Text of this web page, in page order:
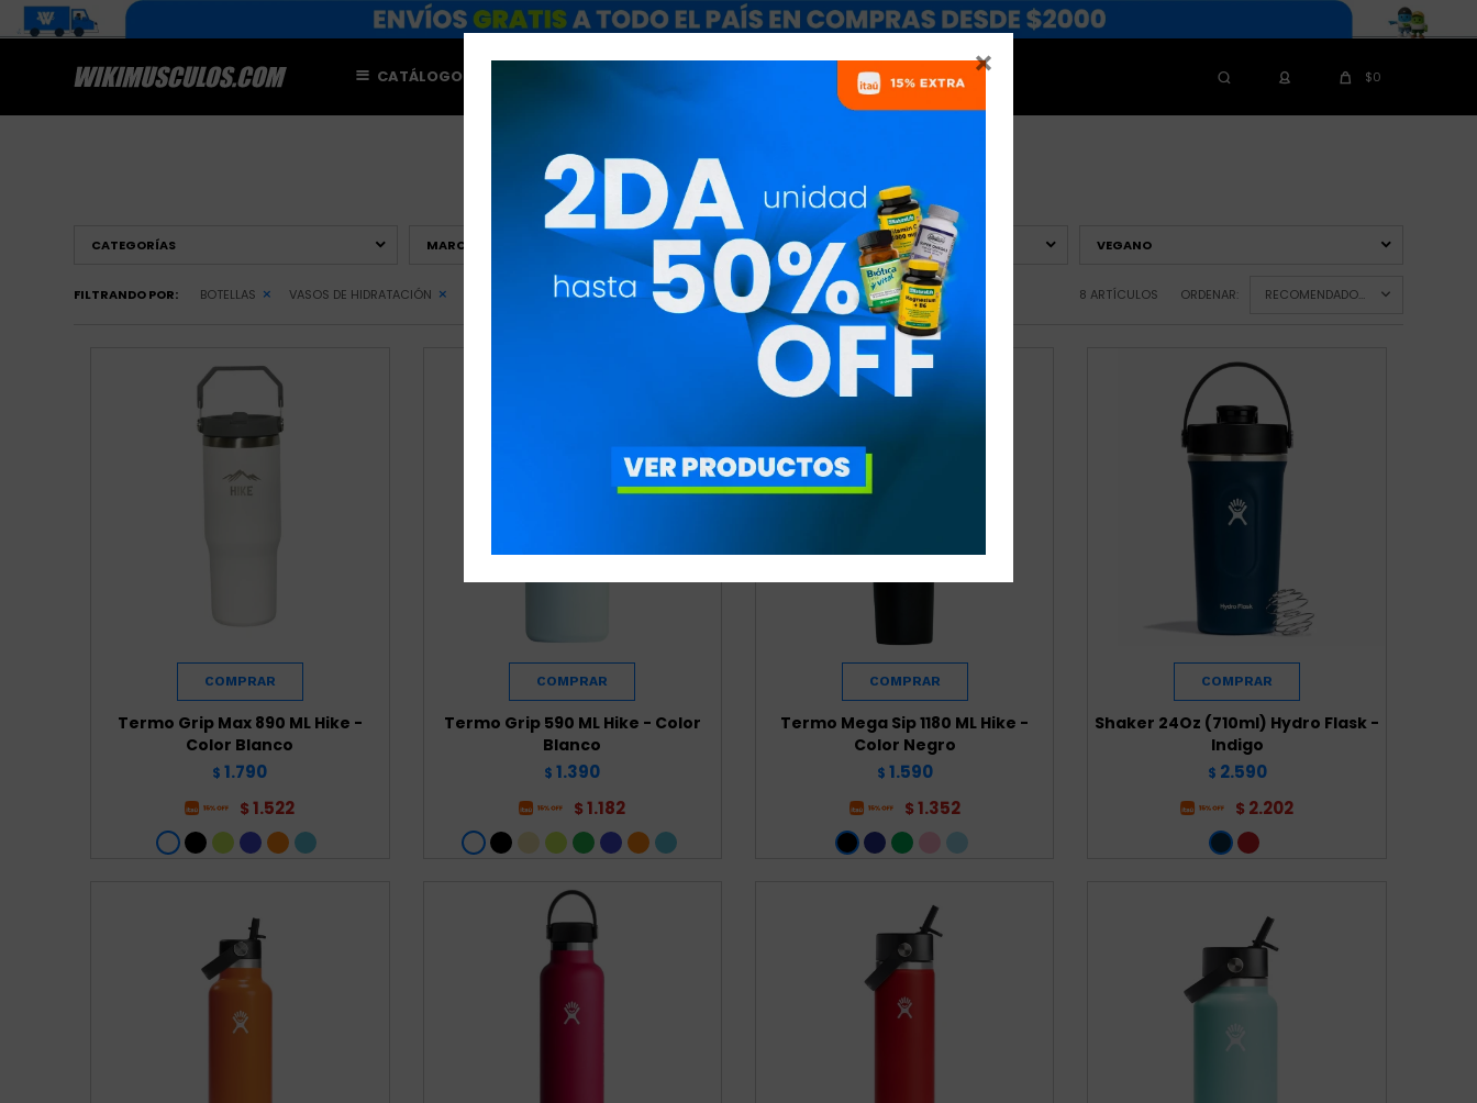

CATÁLOGO NUTRICIONISTAS $0
VASOS DE HIDRATACIÓN
CATEGORÍAS MARCAS PRECIO($) VEGANO
FILTRANDO POR: BOTELLAS VASOS DE HIDRATACIÓN QUITAR FILTROS 8 ARTÍCULOS ORDENAR: RECOMENDADOS
Termo Grip Max 890 ML Hike -
Color Blanco
$ 1.790
$ 1.522
Termo Grip 590 ML Hike - Color
Blanco
$ 1.390
$ 1.182
Termo Mega Sip 1180 ML Hike -
Color Negro
$ 1.590
$ 1.352
Shaker 24Oz (710ml) Hydro Flask -
Indigo
$ 2.590
$ 2.202